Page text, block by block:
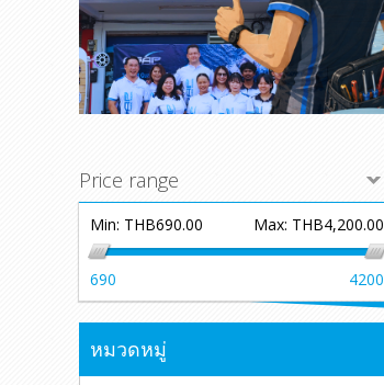
Price range
Min: THB690.00 Max: THB4,200.00
690 4200
หมวดหมู่